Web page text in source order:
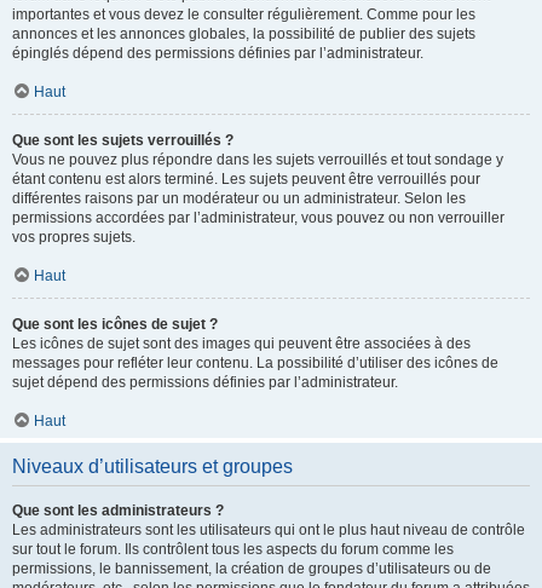
importantes et vous devez le consulter régulièrement. Comme pour les
annonces et les annonces globales, la possibilité de publier des sujets
épinglés dépend des permissions définies par l’administrateur.
Haut
Que sont les sujets verrouillés ?
Vous ne pouvez plus répondre dans les sujets verrouillés et tout sondage y
étant contenu est alors terminé. Les sujets peuvent être verrouillés pour
différentes raisons par un modérateur ou un administrateur. Selon les
permissions accordées par l’administrateur, vous pouvez ou non verrouiller
vos propres sujets.
Haut
Que sont les icônes de sujet ?
Les icônes de sujet sont des images qui peuvent être associées à des
messages pour refléter leur contenu. La possibilité d’utiliser des icônes de
sujet dépend des permissions définies par l’administrateur.
Haut
Niveaux d’utilisateurs et groupes
Que sont les administrateurs ?
Les administrateurs sont les utilisateurs qui ont le plus haut niveau de contrôle
sur tout le forum. Ils contrôlent tous les aspects du forum comme les
permissions, le bannissement, la création de groupes d’utilisateurs ou de